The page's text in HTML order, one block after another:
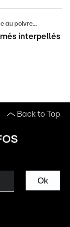
au poivre...
interpellés
Back to Top
Ok